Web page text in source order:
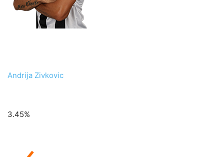
Andrija Zivkovic
3.45%